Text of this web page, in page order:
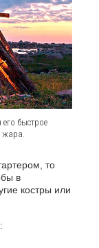
быстрое
жара.
то
в
костры или